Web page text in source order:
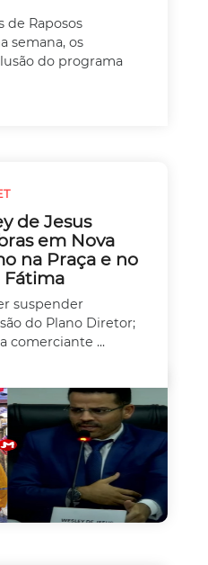
de Raposos
semana, os
do programa
de Jesus
em Nova
na Praça e no
Fátima
suspender
do Plano Diretor;
comerciante ...